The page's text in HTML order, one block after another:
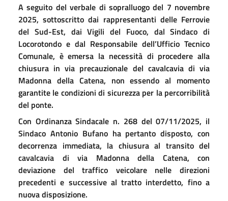
A seguito del verbale di sopralluogo del 7 novembre
2025, sottoscritto dai rappresentanti delle Ferrovie
del Sud-Est, dai Vigili del Fuoco, dal Sindaco di
Locorotondo e dal Responsabile dell’Ufficio Tecnico
Comunale, è emersa la necessità di procedere alla
chiusura in via precauzionale del cavalcavia di via
Madonna della Catena, non essendo al momento
garantite le condizioni di sicurezza per la percorribilità
del ponte.
Con Ordinanza Sindacale n. 268 del 07/11/2025, il
Sindaco Antonio Bufano ha pertanto disposto, con
decorrenza immediata, la chiusura al transito del
cavalcavia di via Madonna della Catena, con
deviazione del traffico veicolare nelle direzioni
precedenti e successive al tratto interdetto, fino a
nuova disposizione.